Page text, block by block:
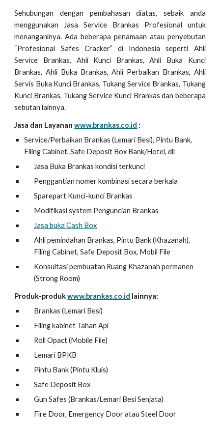
Sehubungan dengan pembahasan diatas, sebaik anda
menggunakan Jasa Service Brankas Profesional untuk
menanganinya. Ada beberapa penamaan atau penyebutan
“Profesional Safes Cracker” di Indonesia seperti Ahli
Service Brankas, Ahli Kunci Brankas, Ahli Buka Kunci
Brankas, Ahli Buka Brankas, Ahli Perbaikan Brankas, Ahli
Servis Buka Kunci Brankas, Tukang Service Brankas, Tukang
Kunci Brankas, Tukang Service Kunci Brankas dan beberapa
sebutan lainnya.
Jasa dan Layananwww.brankas.co.id :
Service/Perbaikan Brankas (Lemari Besi), Pintu Bank,
Filing Cabinet, Safe Deposit Box Bank/Hotel, dll
Jasa Buka Brankas kondisi terkunci
Penggantian nomer kombinasi secara berkala
Sparepart Kunci-kunci Brankas
Modifikasi system Penguncian Brankas
Jasa buka Cash Box
Ahli pemindahan Brankas, Pintu Bank (Khazanah),
Filing Cabinet, Safe Deposit Box, Mobil File
Konsultasi pembuatan Ruang Khazanah permanen
(Strong Room)
Produk-produkwww.brankas.co.id lainnya:
Brankas (Lemari Besi)
Filing kabinet Tahan Api
Roll Opact (Mobile File)
Lemari BPKB
Pintu Bank (Pintu Kluis)
Safe Deposit Box
Gun Safes (Brankas/Lemari Besi Senjata)
Fire Door, Emergency Door atau Steel Door